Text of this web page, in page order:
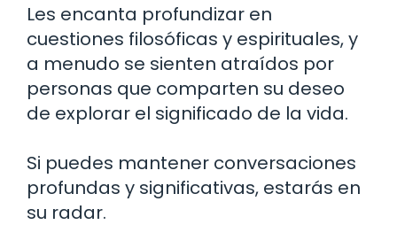
Les encanta profundizar en
cuestiones filosóficas y espirituales, y
a menudo se sienten atraídos por
personas que comparten su deseo
de explorar el significado de la vida.
Si puedes mantener conversaciones
profundas y significativas, estarás en
su radar.